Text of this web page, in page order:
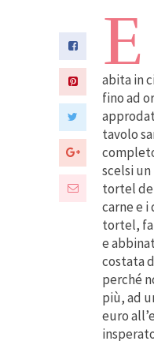
E
abita in
fino ad
tavolo
scelsi
tortel de
carne e i
tortel,
e
costata
perché
più, ad
euro